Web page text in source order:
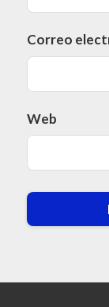
Correo
Web